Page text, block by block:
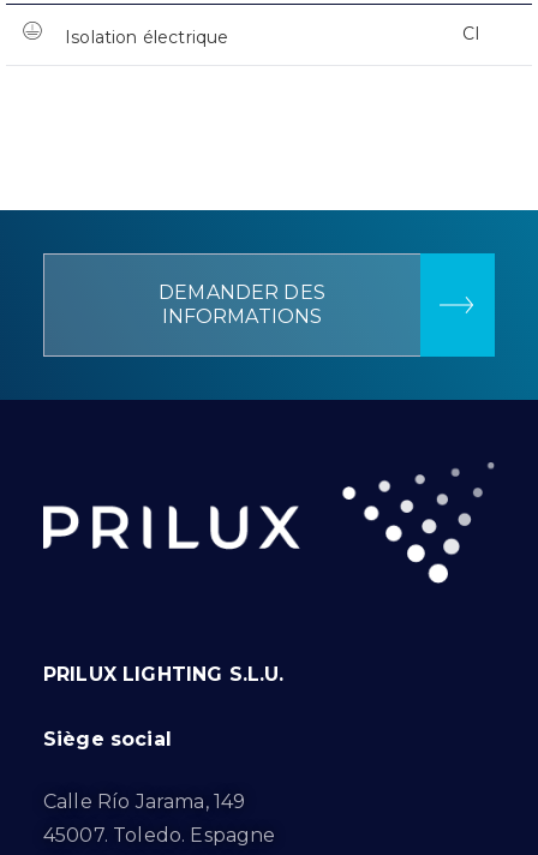
Isolation électrique CI
DEMANDER DES
INFORMATIONS
PRILUX LIGHTING S.L.U.
Siège social
Calle Río Jarama, 149
45007. Toledo. Espagne